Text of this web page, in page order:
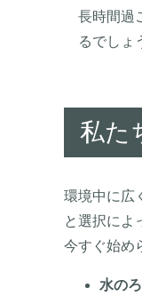
長時間過
るでしょ
私た
環境中に広
と選択によ
今すぐ始め
水の